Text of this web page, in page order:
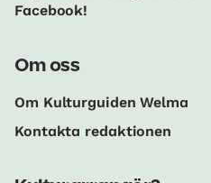
Facebook!
Om oss
Om Kulturguiden Welma
Kontakta redaktionen